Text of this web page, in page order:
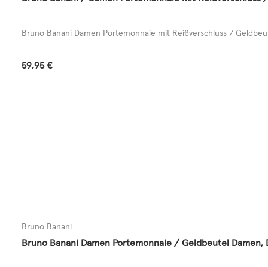
Bruno Banani Damen Portemonnaie mit Reißverschluss /
Regulärer Preis:
59,95 €
Bruno Banani
Bruno Banani Damen Portemonnaie / Geldbeutel